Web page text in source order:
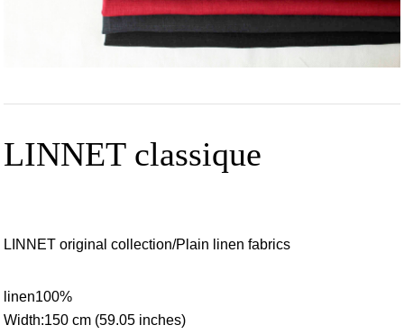
LINNET classique
LINNET original collection/Plain linen fabrics
linen100%
Width:150 cm (59.05 inches)